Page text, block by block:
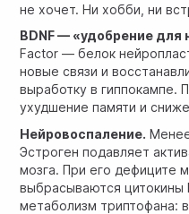
не хочет. Ни хобби, ни
BDNF — «удобрение для
Factor — белок
новые связи и
выработку в гиппокампе.
ухудшение памяти и
Нейровоспаление.
Эстроген подавляет
мозга. При его дефиците
выбрасываются цитокины
метаболизм триптофана: